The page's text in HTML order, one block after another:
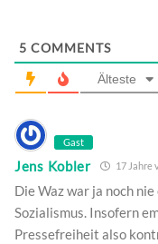
5 COMMENTS
Älteste
Gast
Jens Kobler 17 Jahre
Die Waz war ja noch
Sozialismus. Insofern
Pressefreiheit also